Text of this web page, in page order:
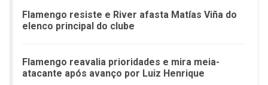
Flamengo resiste e River afasta Matías Viña do
elenco principal do clube
Flamengo reavalia prioridades e mira meia-
atacante após avanço por Luiz Henrique